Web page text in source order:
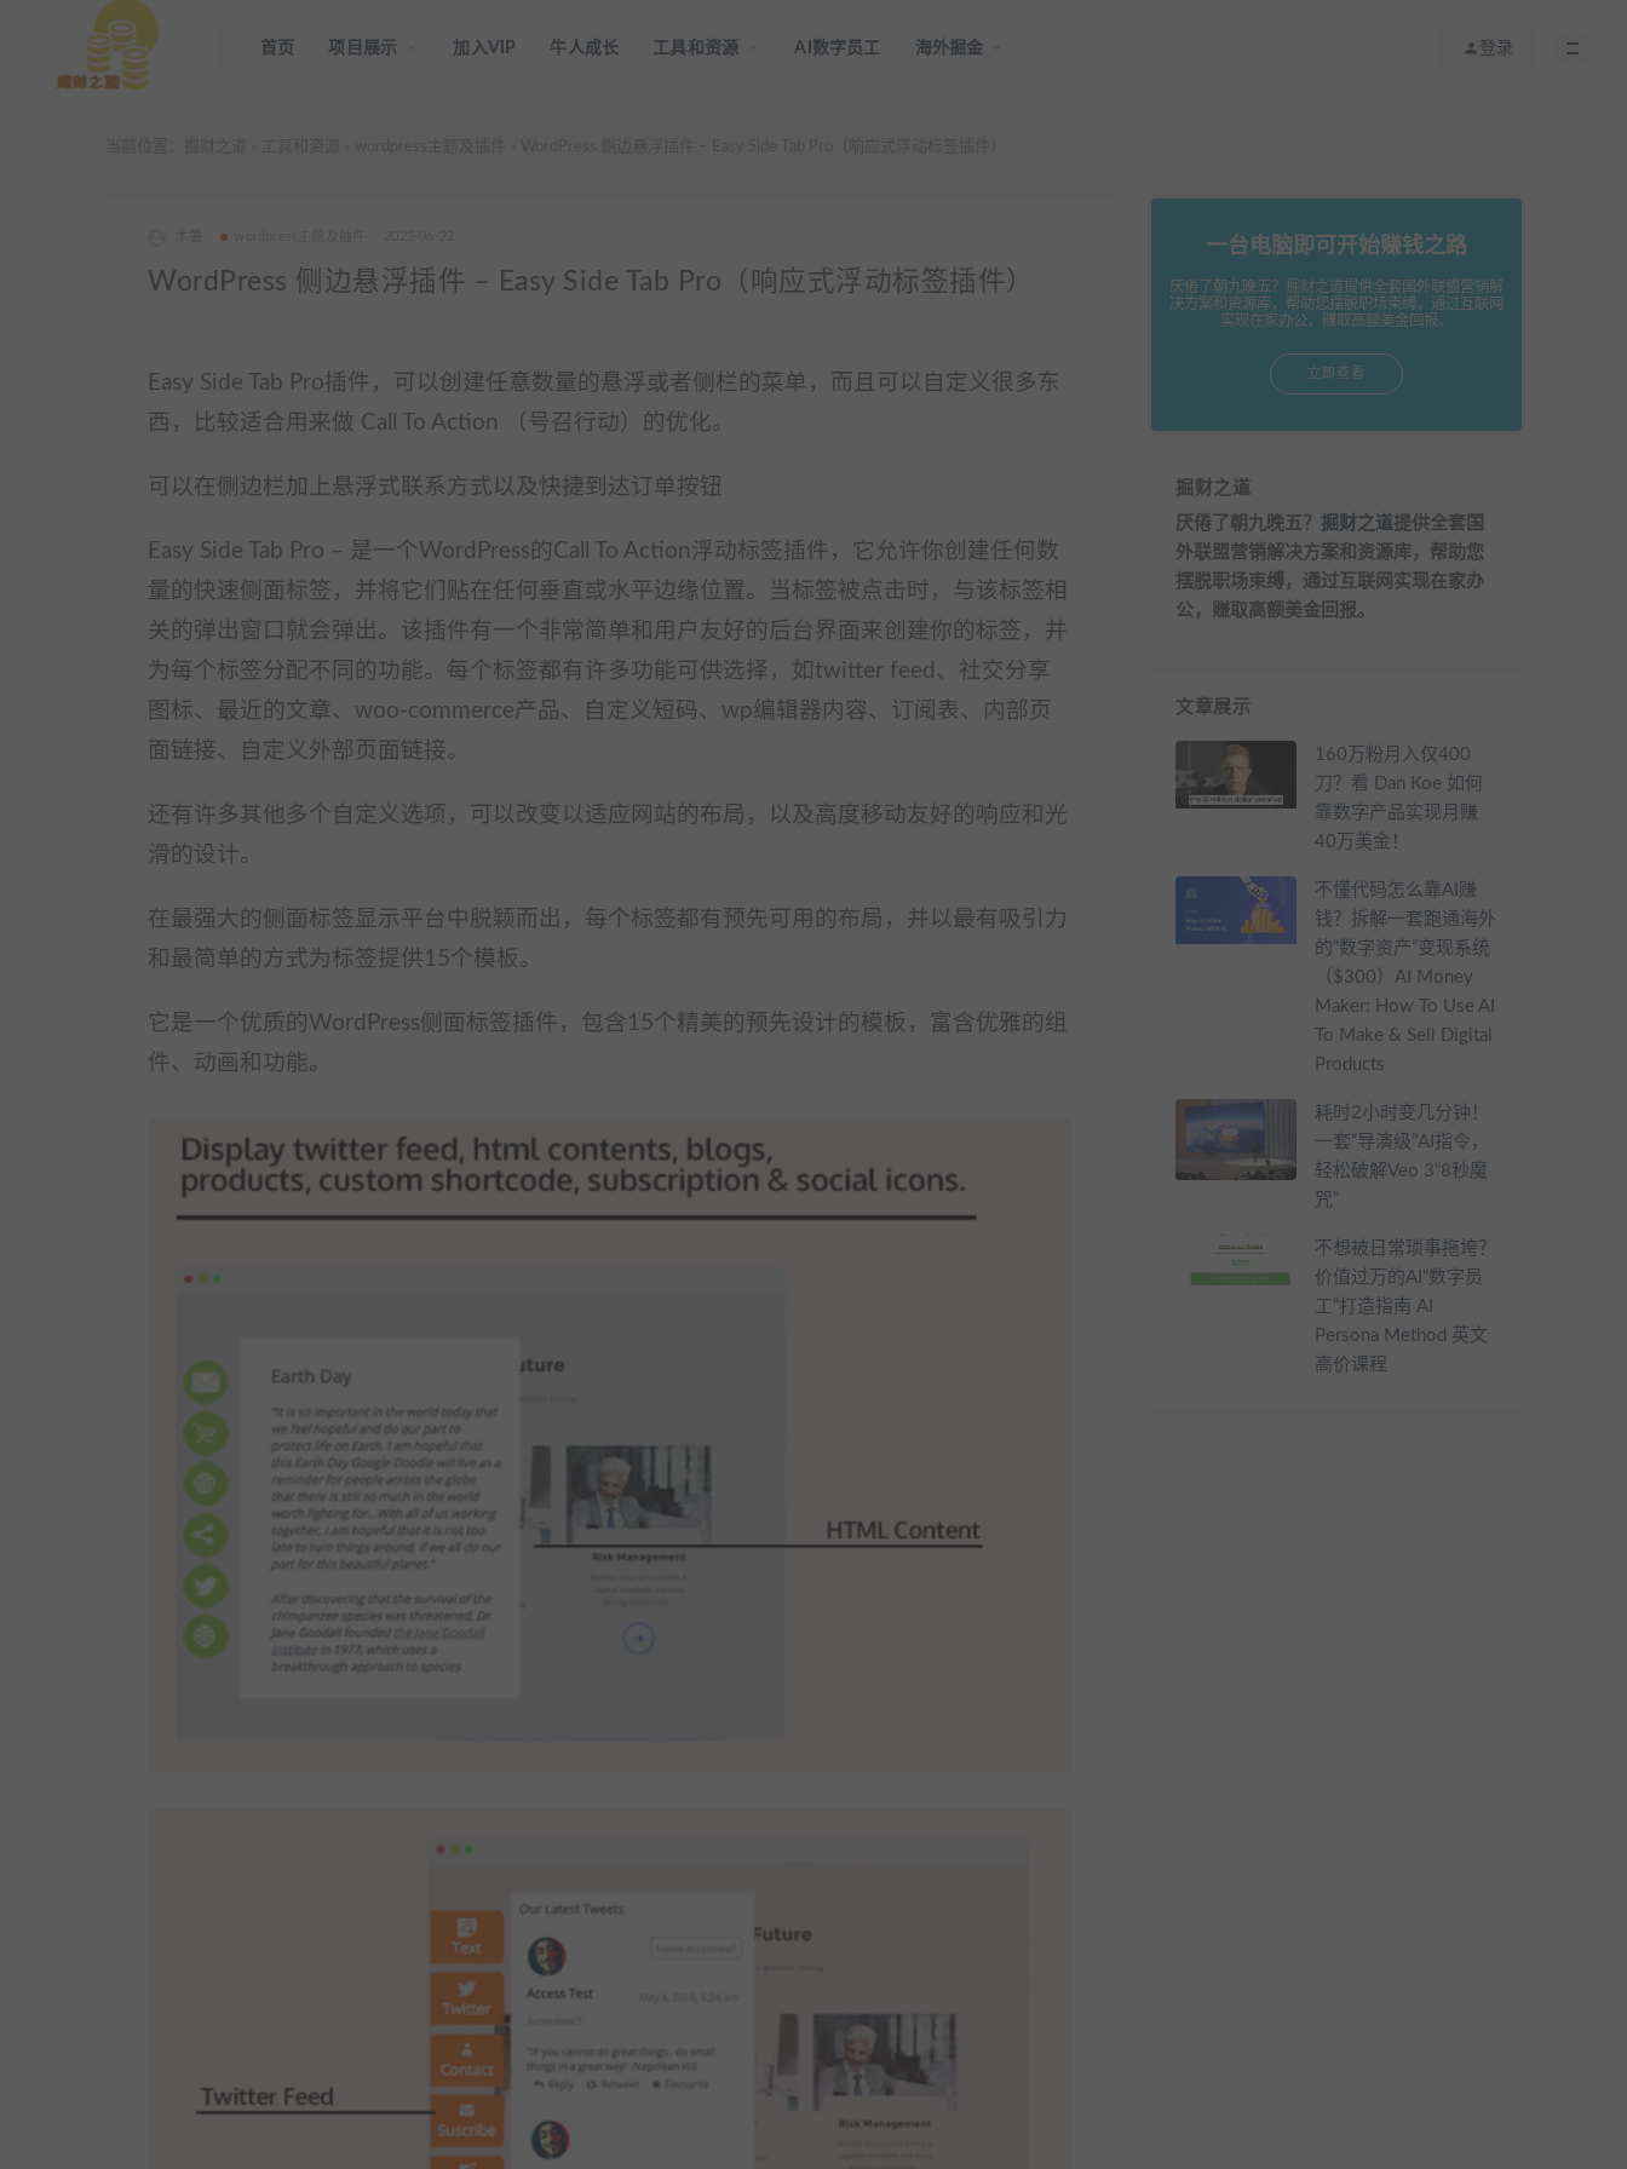
首页 项目展示 加入VIP 牛人成长 工具和资源 AI数字员工 海外掘金 登录
WordPress 侧边悬浮插件 – Easy Side Tab Pro（响应式浮动标签插件）
Easy Side Tab Pro插件，可以创建任意数量的悬浮或者侧栏的菜单，而且可以自定义很多东
西，比较适合用来做 Call To Action （号召行动）的优化。
可以在侧边栏加上悬浮式联系方式以及快捷到达订单按钮
Easy Side Tab Pro – 是一个WordPress的Call To Action浮动标签插件，它允许你创建任何数
量的快速侧面标签，并将它们贴在任何垂直或水平边缘位置。当标签被点击时，与该标签相
关的弹出窗口就会弹出。该插件有一个非常简单和用户友好的后台界面来创建你的标签，并
为每个标签分配不同的功能。每个标签都有许多功能可供选择，如twitter feed、社交分享
图标、最近的文章、woo-commerce产品、自定义短码、wp编辑器内容、订阅表、内部页
面链接、自定义外部页面链接。
还有许多其他多个自定义选项，可以改变以适应网站的布局，以及高度移动友好的响应和光
滑的设计。
在最强大的侧面标签显示平台中脱颖而出，每个标签都有预先可用的布局，并以最有吸引力
和最简单的方式为标签提供15个模板。
它是一个优质的WordPress侧面标签插件，包含15个精美的预先设计的模板，富含优雅的组
件、动画和功能。
一台电脑即可开始赚钱之路
厌倦了朝九晚五？掘财之道提供全套国外联盟营销解
决方案和资源库，帮助您摆脱职场束缚，通过互联网
实现在家办公，赚取高额美金回报。
立即查看
掘财之道
厌倦了朝九晚五？ 掘财之道提供全套国
外联盟营销解决方案和资源库，帮助您
摆脱职场束缚，通过互联网实现在家办
公，赚取高额美金回报。
文章展示
160万粉月入仅400
刀？看 Dan Koe 如何
靠数字产品实现月赚
40万美金！
不懂代码怎么靠AI赚
钱？拆解一套跑通海外
的“数字资产”变现系统
（$300）AI Money
Maker: How To Use AI
To Make & Sell Digital
Products
耗时2小时变几分钟！
一套“导演级”AI指令，
轻松破解Veo 3“8秒魔
咒”
不想被日常琐事拖垮？
价值过万的AI“数字员
工”打造指南 AI
Persona Method 英文
高价课程